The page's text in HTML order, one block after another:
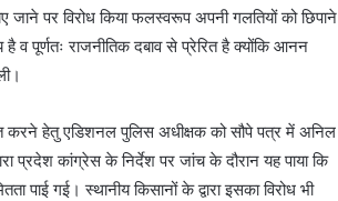
जाने पर विरोध किया फलस्वरूप अपनी गलतियों को छिपाने
व पूर्णतः राजनीतिक दबाव से प्रेरित है क्योंकि आनन
करने हेतु एडिशनल पुलिस अधीक्षक को सौपे पत्र में अनिल
प्रदेश कांग्रेस के निर्देश पर जांच के दौरान यह पाया कि
पाई गई। स्थानीय किसानों के द्वारा इसका विरोध भी